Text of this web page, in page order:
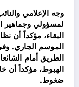
وجه الإعلامي
لمسؤولي وجماهير
البقاء، مؤكداً أن
الموسم الجاري.
الطريق أمام
الهبوط، مؤكداً أن
ضغوط.